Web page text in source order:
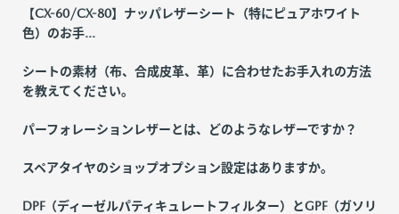
【CX-60/CX-80】ナッパレザーシート（特にピュアホワイト
色）のお手...
シートの素材（布、合成皮革、革）に合わせたお手入れの方法
を教えてください。
パーフォレーションレザーとは、どのようなレザーですか？
スペアタイヤのショップオプション設定はありますか。
DPF（ディーゼルパティキュレートフィルター）とGPF（ガソリ